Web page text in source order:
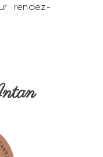
rendez-